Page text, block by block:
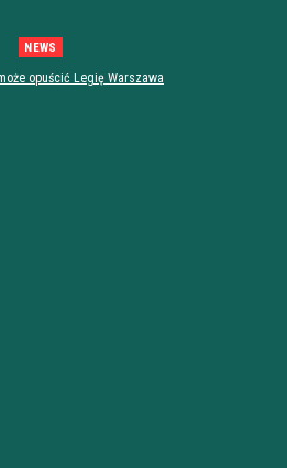
NEWS
opuścić Legię Warszawa